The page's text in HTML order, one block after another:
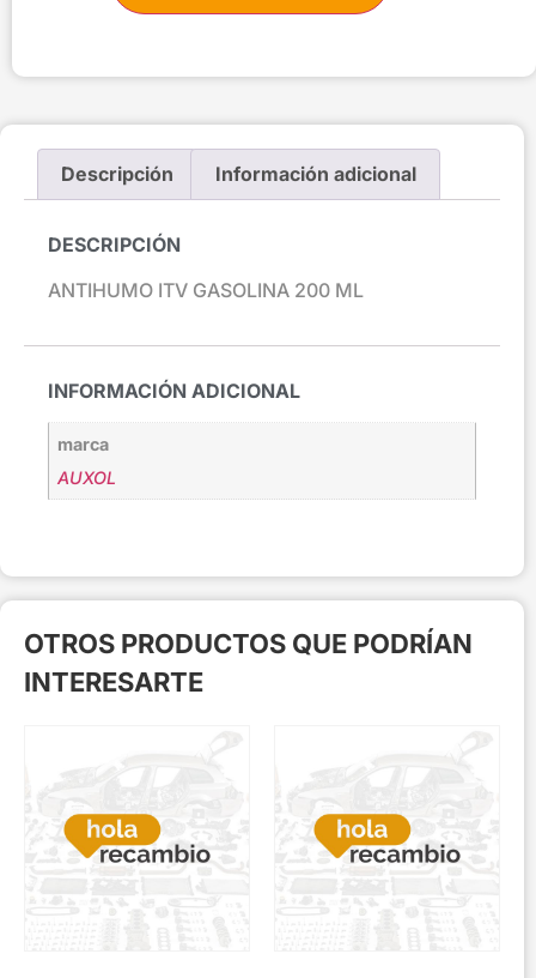
Descripción Información adicional
DESCRIPCIÓN
ANTIHUMO ITV GASOLINA 200 ML
INFORMACIÓN ADICIONAL
marca
AUXOL
OTROS PRODUCTOS QUE PODRÍAN
INTERESARTE